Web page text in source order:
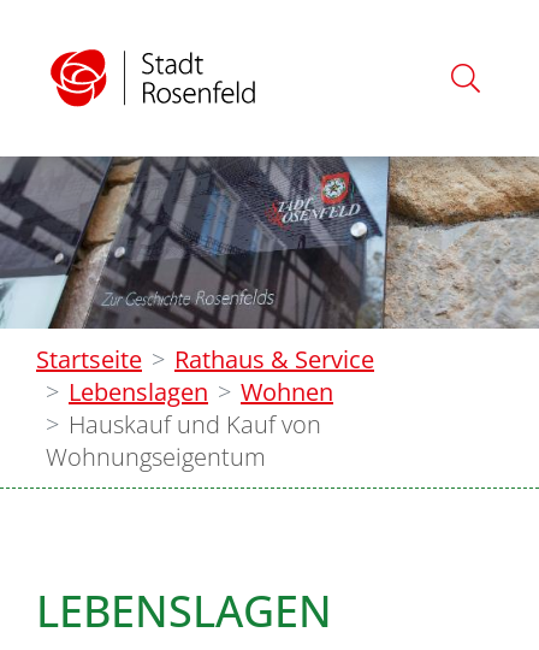
Startseite
Rathaus & Service
Lebenslagen
Wohnen
Hauskauf und Kauf von
Wohnungseigentum
LEBENSLAGEN